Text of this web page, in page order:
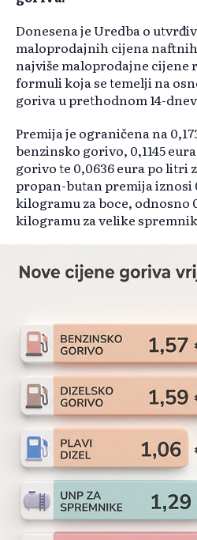
Donesena je Uredba o
maloprodajnih cijena
najviše maloprodajne cijene
formuli koja se temelji na
goriva u prethodnom 14-
Premija je ograničena na
benzinsko gorivo, 0,1145
gorivo te 0,0636 eura po litri
propan-butan premija iznosi
kilogramu za boce, odnosno
kilogramu za velike